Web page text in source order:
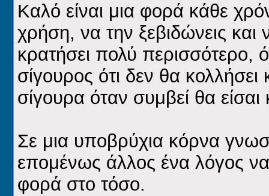
Καλό είναι μια φορά κάθε
χρήση, να την ξεβιδώνεις και
κρατήσει πολύ περισσότερο,
σίγουρος ότι δεν θα
σίγουρα όταν συμβεί θα
Σε μια υποβρύχια κόρνα
επομένως άλλος ένα λόγος να
φορά στο τόσο.